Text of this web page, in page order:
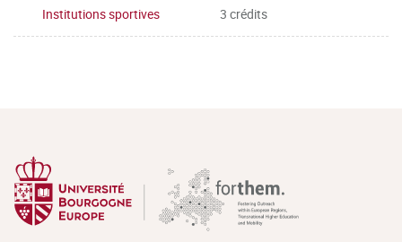
Institutions sportives 3 crédits